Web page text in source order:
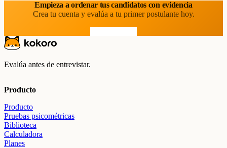
Empieza a ordenar tus candidatos con evidencia
Crea tu cuenta y evalúa a tu primer postulante hoy.
Evalúa antes de entrevistar.
Producto
Producto
Pruebas psicométricas
Biblioteca
Calculadora
Planes